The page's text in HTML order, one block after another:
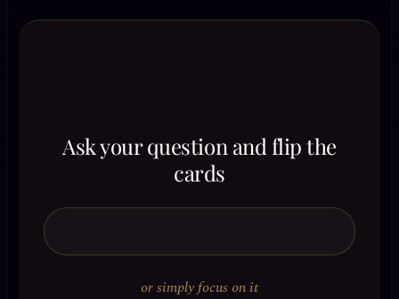
Ask your question and flip the
cards
or simply focus on it